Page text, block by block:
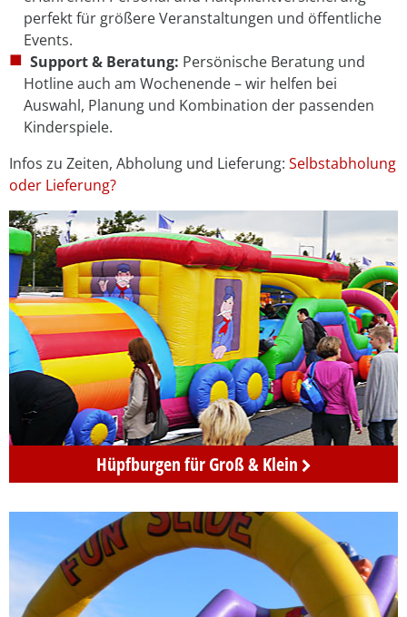
perfekt für größere Veranstaltungen und öffentliche
Events.
Support & Beratung: Persönische Beratung und
Hotline auch am Wochenende – wir helfen bei
Auswahl, Planung und Kombination der passenden
Kinderspiele.
Infos zu Zeiten, Abholung und Lieferung: Selbstabholung
oder Lieferung?
Hüpfburgen für Groß & KleinKinderspiele
und
etwas
zum
Hüpfen
mieten
in